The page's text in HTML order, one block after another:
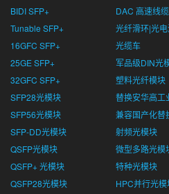
BIDI SFP+
DAC 高速线缆
Tunable SFP+
光纤滑环|光
16GFC SFP+
光缆车
25GE SFP+
军品级DIN光
32GFC SFP+
塑料光纤模块
SFP28光模块
替换安华高工
SFP56光模块
兼容国产化替
SFP-DD光模块
射频光模块
QSFP光模块
微型多路光模
QSFP+ 光模块
特种光模块
QSFP28光模块
HPC并行光模